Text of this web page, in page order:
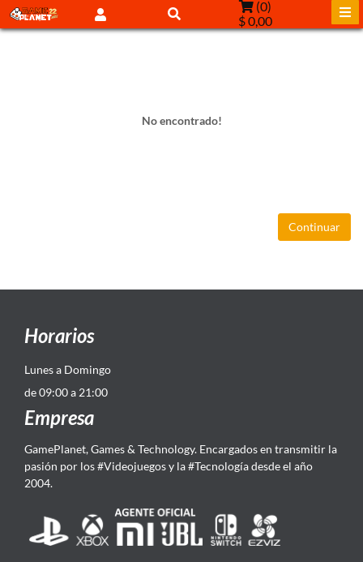
(0)
$ 0,00
No encontrado!
Continuar
Horarios
Lunes a Domingo
de 09:00 a 21:00
Empresa
GamePlanet, Games & Technology. Encargados en transmitir la
pasión por los #Videojuegos y la #Tecnología desde el año
2004.